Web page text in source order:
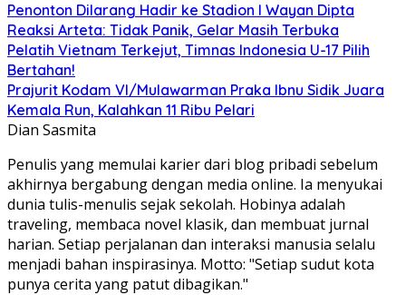
Penonton Dilarang Hadir ke Stadion I Wayan Dipta
Reaksi Arteta: Tidak Panik, Gelar Masih Terbuka
Pelatih Vietnam Terkejut, Timnas Indonesia U-17 Pilih
Bertahan!
Prajurit Kodam VI/Mulawarman Praka Ibnu Sidik Juara
Kemala Run, Kalahkan 11 Ribu Pelari
Dian Sasmita
Penulis yang memulai karier dari blog pribadi sebelum
akhirnya bergabung dengan media online. Ia menyukai
dunia tulis-menulis sejak sekolah. Hobinya adalah
traveling, membaca novel klasik, dan membuat jurnal
harian. Setiap perjalanan dan interaksi manusia selalu
menjadi bahan inspirasinya. Motto: "Setiap sudut kota
punya cerita yang patut dibagikan."